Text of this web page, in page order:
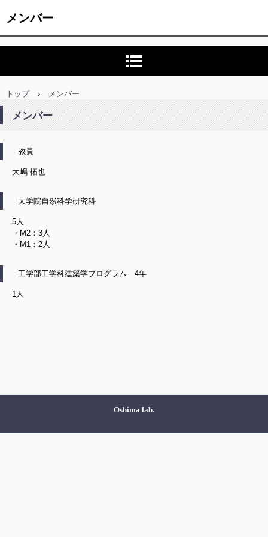
メンバー
トップ › メンバー
メンバー
教員
大嶋 拓也
大学院自然科学研究科
5人
・M2：3人
・M1：2人
工学部工学科建築学プログラム 4年
1人
Oshima lab.